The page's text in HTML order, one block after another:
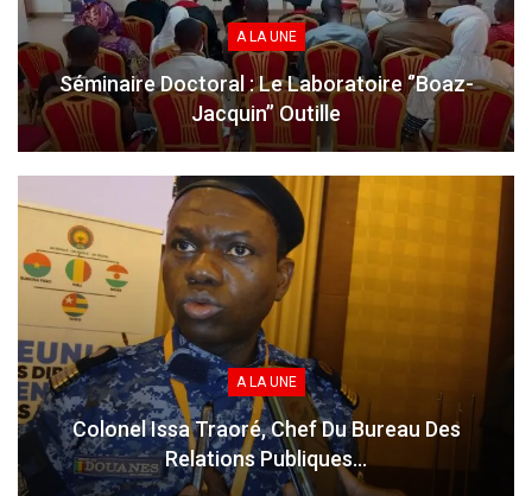
A LA UNE
Séminaire Doctoral : Le Laboratoire ‘’Boaz-
Jacquin’’ Outille
A LA UNE
Colonel Issa Traoré, Chef Du Bureau Des
Relations Publiques…